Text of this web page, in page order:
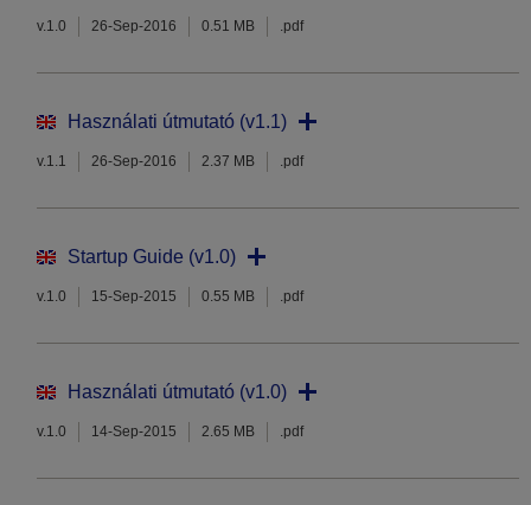
v.1.0 26-Sep-2016 0.51 MB .pdf
Használati útmutató (v1.1)
v.1.1 26-Sep-2016 2.37 MB .pdf
Startup Guide (v1.0)
v.1.0 15-Sep-2015 0.55 MB .pdf
Használati útmutató (v1.0)
v.1.0 14-Sep-2015 2.65 MB .pdf